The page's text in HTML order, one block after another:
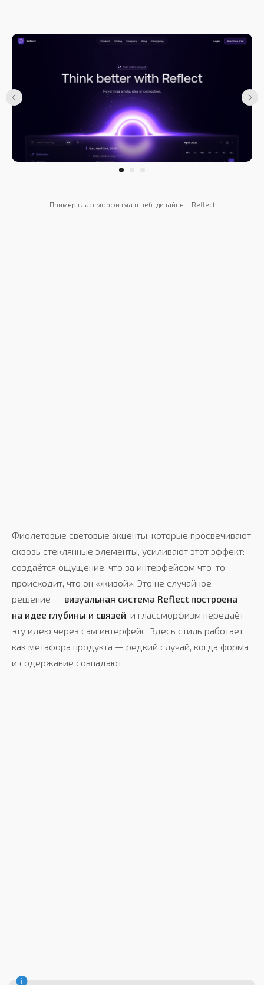
Пример глассморфизма в веб-дизайне – Reflect
Фиолетовые световые акценты, которые просвечивают
сквозь стеклянные элементы, усиливают этот эффект:
создаётся ощущение, что за интерфейсом что-то
происходит, что он «живой». Это не случайное
решение — визуальная система Reflect построена
на идее глубины и связей, и глассморфизм передаёт
эту идею через сам интерфейс. Здесь стиль работает
как метафора продукта — редкий случай, когда форма
и содержание совпадают.
ОСНОВНЫЕ ПРИЗНАКИ